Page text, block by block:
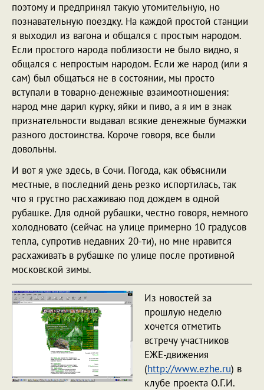
поэтому и предпринял такую утомительную, но
познавательную поездку. На каждой простой станции
я выходил из вагона и общался с простым народом.
Если простого народа поблизости не было видно, я
общался с непростым народом. Если же народ (или я
сам) был общаться не в состоянии, мы просто
вступали в товарно-денежные взаимоотношения:
народ мне дарил курку, яйки и пиво, а я им в знак
признательности выдавал всякие денежные бумажки
разного достоинства. Короче говоря, все были
довольны.
И вот я уже здесь, в Сочи. Погода, как объяснили
местные, в последний день резко испортилась, так
что я грустно расхаживаю под дождем в одной
рубашке. Для одной рубашки, честно говоря, немного
холодновато (сейчас на улице примерно 10 градусов
тепла, супротив недавних 20-ти), но мне нравится
расхаживать в рубашке по улице после противной
московской зимы.
Из новостей за
прошлую неделю
хочется отметить
встречу участников
ЕЖЕ-движения
(http://www.ezhe.ru) в
клубе проекта О.Г.И.